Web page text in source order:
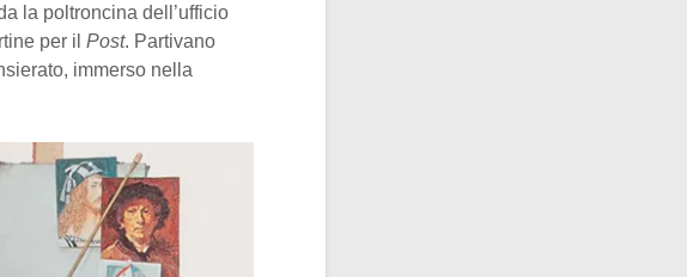
la poltroncina dell’ufficio
per il Post. Partivano
immerso nella